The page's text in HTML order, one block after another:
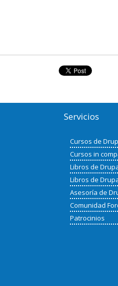
Servicios
Cursos de
Cursos in
Libros de
Libros de
Asesoría de
Comunidad
Patrocinios